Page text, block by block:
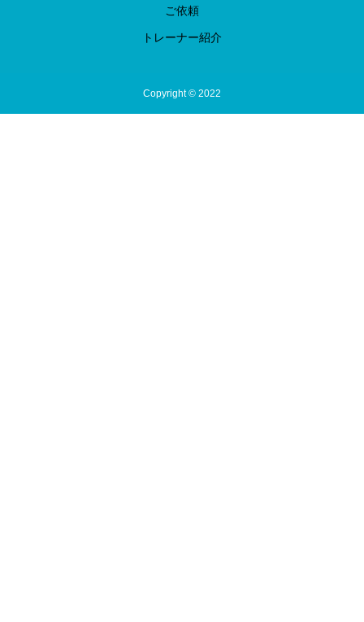
ご依頼
トレーナー紹介
Copyright © 2022